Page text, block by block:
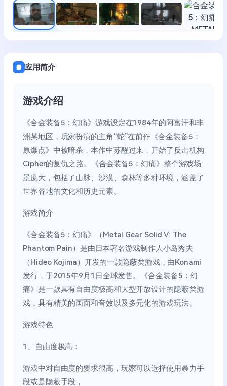
应用简介
游戏介绍
《合金装备5：幻痛》游戏设定在1984年的阿富汗和非
洲某地区，玩家扮演的主角“蛇”在前作《合金装备5：
原爆点》中被暗杀，本作中苏醒过来，开始了反击机构
Cipher的复仇之路。《合金装备5：幻痛》整个游戏场
景庞大，包括了山脉、沙漠、森林等多种环境，涵盖了
世界各地的文化和历史元素。
游戏简介
《合金装备5：幻痛》（Metal Gear Solid V: The
Phantom Pain）是由日本著名游戏制作人小岛秀夫
（Hideo Kojima）开发的一款隐蔽类游戏，由Konami
发行，于2015年9月1日全球发售。《合金装备5：幻
痛》是一款具有自由度极高和大型开放设计的隐蔽类游
戏，具有精美的画面和音效以及多元化的游戏玩法。
游戏特色
1、自由度极高：
游戏中对自由度的要求很高，玩家可以选择使用暴力手
段或是隐蔽手段，